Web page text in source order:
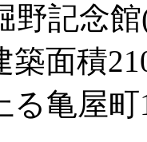
野記念
築面積
る亀屋町